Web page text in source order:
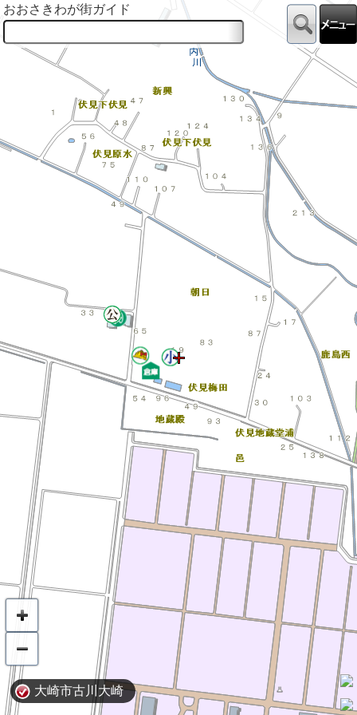
大崎市古川大崎
おおさきわが街ガイド